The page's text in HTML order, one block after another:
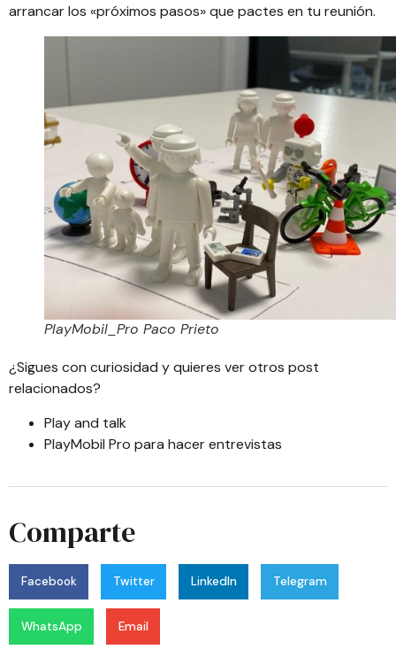
arrancar los «próximos pasos» que pactes en tu reunión.
PlayMobil_Pro Paco Prieto
¿Sigues con curiosidad y quieres ver otros post
relacionados?
Play and talk
PlayMobil Pro para hacer entrevistas
Comparte
Facebook Twitter LinkedIn Telegram
WhatsApp Email